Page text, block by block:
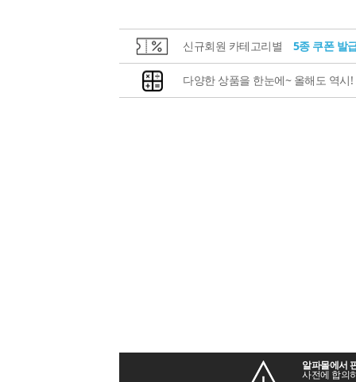
신규회원 카테고리별 5종 쿠폰 발
다양한 상품을 한눈에~ 올해도 역시!
알파몰에서
사전에 합의